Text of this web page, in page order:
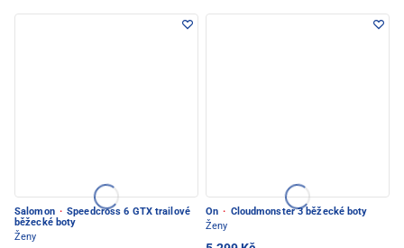
Salomon · Speedcross 6 GTX trailové
běžecké boty
Ženy
On · Cloudmonster 3 běžecké boty
Ženy